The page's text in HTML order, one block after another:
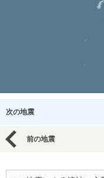
次の地震
前の地震